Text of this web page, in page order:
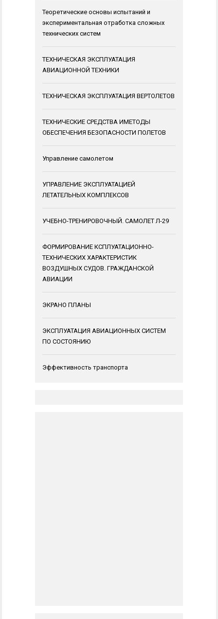
Теоретические основы испытаний и
экспериментальная отработка сложных
технических систем
ТЕХНИЧЕСКАЯ ЭКСПЛУАТАЦИЯ
АВИАЦИОННОЙ ТЕХНИКИ
ТЕХНИЧЕСКАЯ ЭКСПЛУАТАЦИЯ ВЕРТОЛЕТОВ
ТЕХНИЧЕСКИЕ СРЕДСТВА ИМЕТОДЫ
ОБЕСПЕЧЕНИЯ БЕЗОПАСНОСТИ ПОЛЕТОВ
Управление самолетом
УПРАВЛЕНИЕ ЭКСПЛУАТАЦИЕЙ
ЛЕТАТЕЛЬНЫХ КОМПЛЕКСОВ
УЧЕБНО-ТРЕНИРОВОЧНЫЙ. САМОЛЕТ Л-29
ФОРМИРОВАНИЕ КСПЛУАТАЦИОННО-
ТЕХНИЧЕСКИХ ХАРАКТЕРИСТИК
ВОЗДУШНЫХ СУДОВ. ГРАЖДАНСКОЙ
АВИАЦИИ
ЭКРАНО ПЛАНЫ
ЭКСПЛУАТАЦИЯ АВИАЦИОННЫХ СИСТЕМ
ПО СОСТОЯНИЮ
Эффективность транспорта